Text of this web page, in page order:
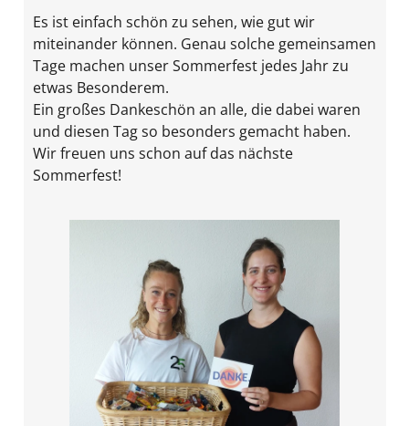
Es ist einfach schön zu sehen, wie gut wir
miteinander können. Genau solche gemeinsamen
Tage machen unser Sommerfest jedes Jahr zu
etwas Besonderem.
Ein großes Dankeschön an alle, die dabei waren
und diesen Tag so besonders gemacht haben.
Wir freuen uns schon auf das nächste
Sommerfest!